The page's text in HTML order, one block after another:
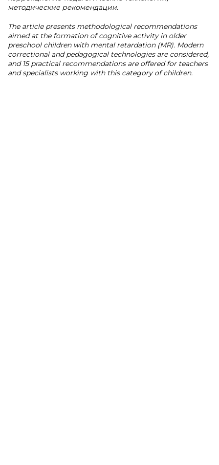
методические рекомендации.
The article presents methodological recommendations
aimed at the formation of cognitive activity in older
preschool children with mental retardation (MR). Modern
correctional and pedagogical technologies are considered,
and 15 practical recommendations are offered for teachers
and specialists working with this category of children.